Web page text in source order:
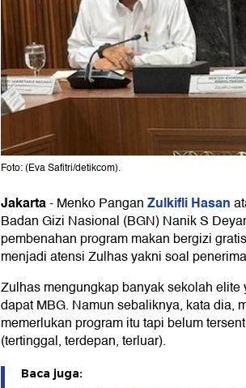
Foto: (Eva Safitri/detikcom).
Jakarta-Menko PanganZulkifli Hasan
Badan Gizi Nasional (BGN) Nanik S
pembenahan program makan bergizi
menjadi atensi Zulhas yakni soal
Zulhas mengungkap banyak sekolah
dapat MBG. Namun sebaliknya, kata dia,
memerlukan program itu tapi belum
(tertinggal, terdepan, terluar).
Baca juga: